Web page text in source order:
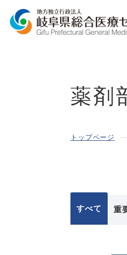
薬剤
トップページ
すべて 重